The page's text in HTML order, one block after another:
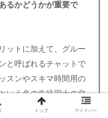
るかどうかが重要で
ットに加えて、グルー
と呼ばれるチャットで
スンやスキマ時間用の
いう名の生徒同士の交
れる工夫が盛りだくさ
トップ サイドバー